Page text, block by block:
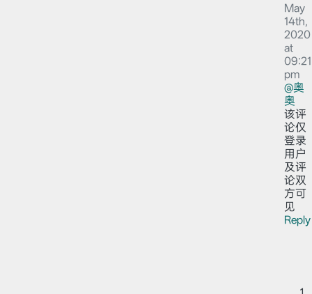
May
14th,
2020
at
09:21
pm
@奥
奥
该评
论仅
登录
用户
及评
论双
方可
见
Reply